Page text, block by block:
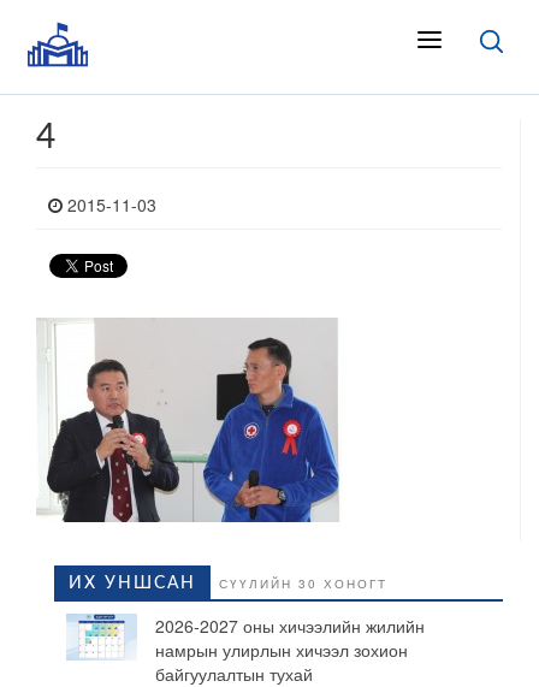
4
2015-11-03
ИХ УНШСАН СҮҮЛИЙН 30 ХОНОГТ
2026-2027 оны хичээлийн жилийн
намрын улирлын хичээл зохион
байгуулалтын тухай